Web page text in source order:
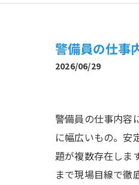
警備員の仕事
2026/06/29
警備員の仕事内容
に幅広いもの。安
題が複数存在しま
まで現場目線で徹